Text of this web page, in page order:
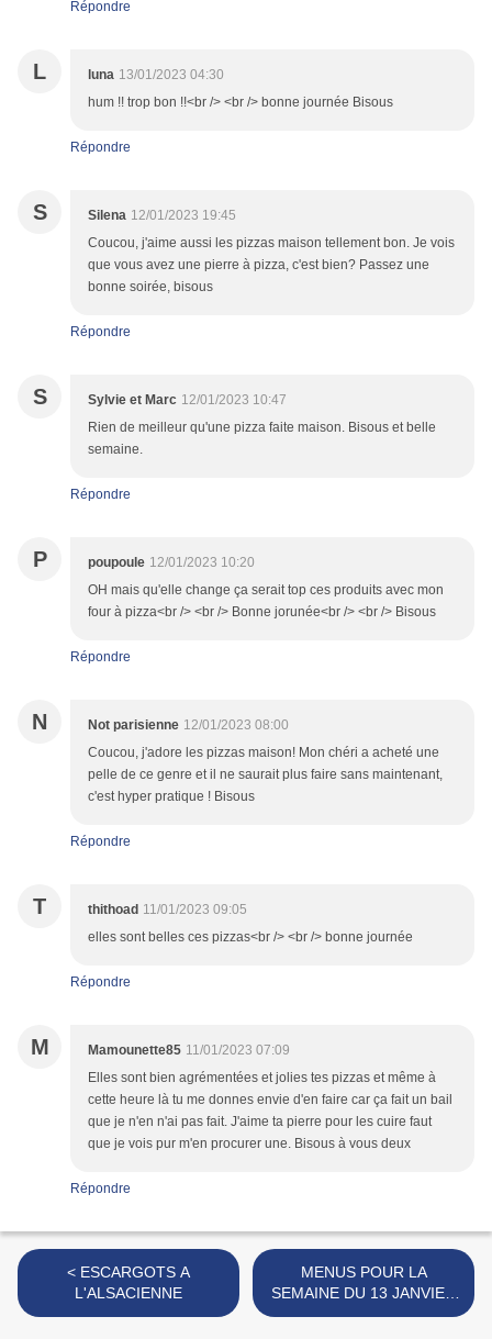
Répondre
L luna 13/01/2023 04:30
hum !! trop bon !!<br /> <br /> bonne journée Bisous
Répondre
S Silena 12/01/2023 19:45
Coucou, j'aime aussi les pizzas maison tellement bon. Je vois
que vous avez une pierre à pizza, c'est bien? Passez une
bonne soirée, bisous
Répondre
S Sylvie et Marc 12/01/2023 10:47
Rien de meilleur qu'une pizza faite maison. Bisous et belle
semaine.
Répondre
P poupoule 12/01/2023 10:20
OH mais qu'elle change ça serait top ces produits avec mon
four à pizza<br /> <br /> Bonne jorunée<br /> <br /> Bisous
Répondre
N Not parisienne 12/01/2023 08:00
Coucou, j'adore les pizzas maison! Mon chéri a acheté une
pelle de ce genre et il ne saurait plus faire sans maintenant,
c'est hyper pratique ! Bisous
Répondre
T thithoad 11/01/2023 09:05
elles sont belles ces pizzas<br /> <br /> bonne journée
Répondre
M Mamounette85 11/01/2023 07:09
Elles sont bien agrémentées et jolies tes pizzas et même à
cette heure là tu me donnes envie d'en faire car ça fait un bail
que je n'en n'ai pas fait. J'aime ta pierre pour les cuire faut
que je vois pur m'en procurer une. Bisous à vous deux
Répondre
< ESCARGOTS A
L'ALSACIENNE
MENUS POUR LA
SEMAINE DU 13 JANVIER
2023 AU 19 JANVIER 2023